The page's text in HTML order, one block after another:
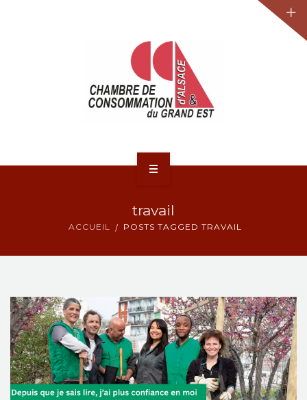
NOS ACTIONS
CONTACT
travail
ACCUEIL POSTS TAGGED TRAVAIL